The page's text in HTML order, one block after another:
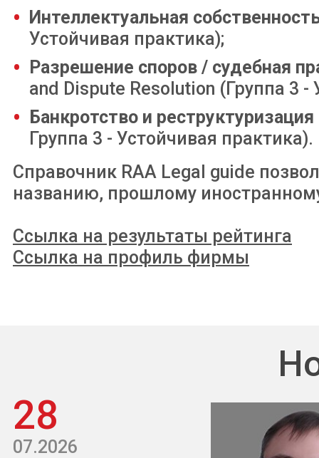
Интеллектуальная
Устойчивая практика);
Разрешение споров / судебная
and Dispute Resolution (Группа 3 -
Банкротство и реструктуризация
Группа 3 - Устойчивая практика).
Справочник RAA Legal guide
названию, прошлому
Ссылка на результаты рейтинга
Ссылка на профиль фирмы
28
07.2026